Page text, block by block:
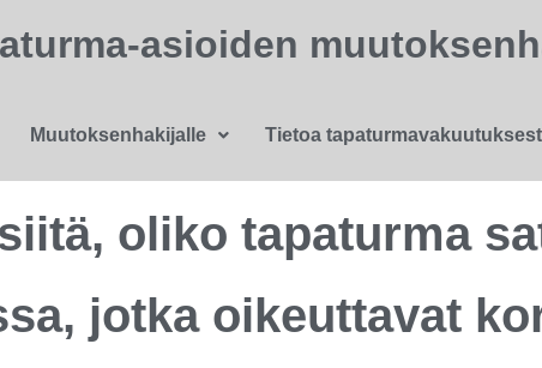
asioiden
Muutoksenhakijalle Tietoa
oliko tapaturma
jotka oikeuttavat